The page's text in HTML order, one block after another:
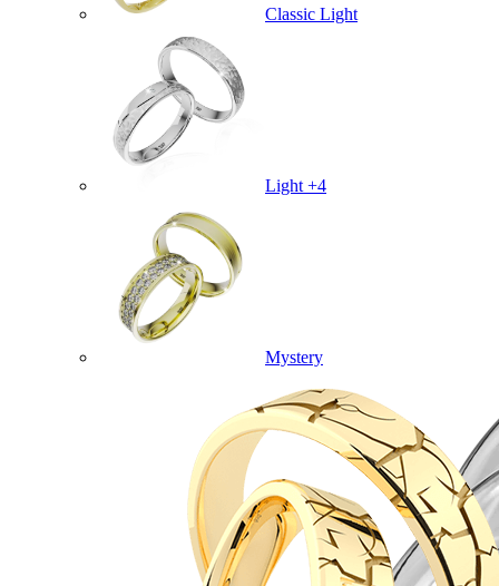
Classic Light
Light +4
Mystery